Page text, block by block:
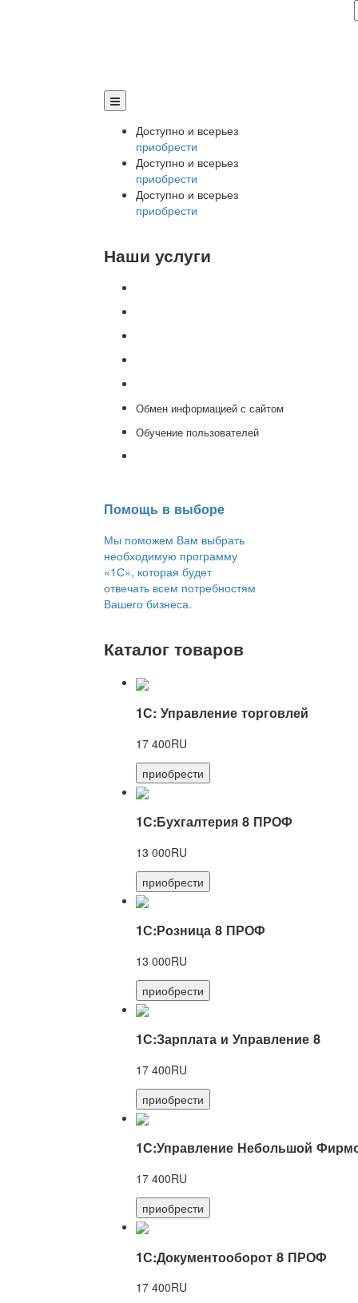
Доступно и всерьез
приобрести
Доступно и всерьез
приобрести
Доступно и всерьез
приобрести
Наши услуги
Обмен информацией с сайтом
Обучение пользователей
Помощь в выборе
Мы поможем Вам выбрать
необходимую программу
«1С», которая будет
отвечать всем потребностям
Вашего бизнеса.
Каталог товаров
1С: Управление торговлей
17 400RU
приобрести
1С:Бухгалтерия 8 ПРОФ
13 000RU
приобрести
1С:Розница 8 ПРОФ
13 000RU
приобрести
1С:Зарплата и Управление 8
17 400RU
приобрести
1С:Управление Небольшой
17 400RU
приобрести
1С:Документооборот 8 ПРОФ
17 400RU